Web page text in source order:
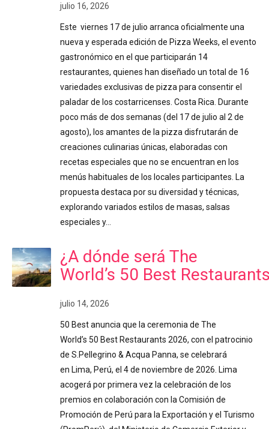
julio 16, 2026
Este viernes 17 de julio arranca oficialmente una
nueva y esperada edición de Pizza Weeks, el evento
gastronómico en el que participarán 14
restaurantes, quienes han diseñado un total de 16
variedades exclusivas de pizza para consentir el
paladar de los costarricenses. Costa Rica. Durante
poco más de dos semanas (del 17 de julio al 2 de
agosto), los amantes de la pizza disfrutarán de
creaciones culinarias únicas, elaboradas con
recetas especiales que no se encuentran en los
menús habituales de los locales participantes. La
propuesta destaca por su diversidad y técnicas,
explorando variados estilos de masas, salsas
especiales y…
¿A dónde será The
World’s 50 Best
julio 14, 2026
50 Best anuncia que la ceremonia de The
World’s 50 Best Restaurants 2026, con el patrocinio
de S.Pellegrino & Acqua Panna, se celebrará
en Lima, Perú, el 4 de noviembre de 2026. Lima
acogerá por primera vez la celebración de los
premios en colaboración con la Comisión de
Promoción de Perú para la Exportación y el Turismo